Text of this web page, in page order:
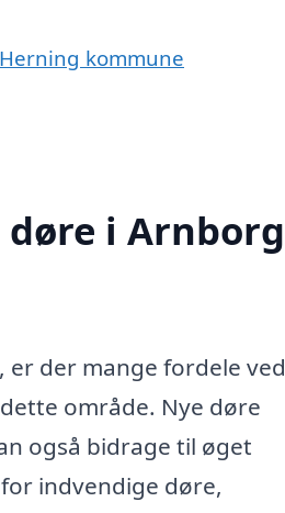
kommune
i Arnborg
, er der mange fordele ved
område. Nye døre
også bidrage til øget
indvendige døre,